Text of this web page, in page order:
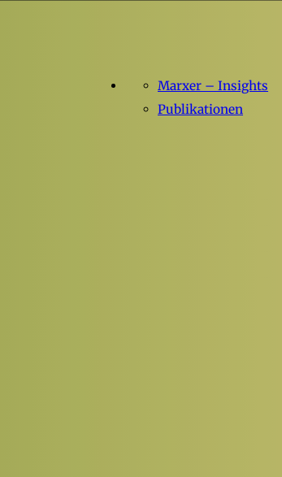
Marxer – Insights
Publikationen